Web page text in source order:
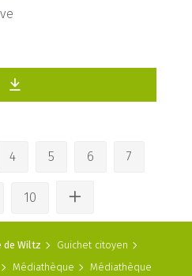
4 5 6 7
10
de Wiltz
Guichet citoyen
Médiathèque Médiathèque